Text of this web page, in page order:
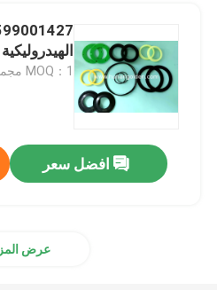
بيت
MOQ：1 مجموعة
افضل سعر
عرض